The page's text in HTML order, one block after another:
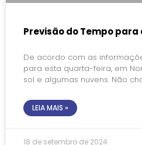
Previsão do Tempo
De acordo com as
para esta quarta-feira, em
sol e algumas nuvens. Não
LEIA MAIS »
18 de setembro de 2024